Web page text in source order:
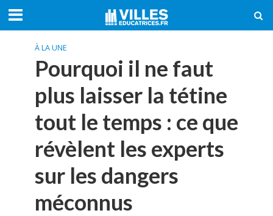
À LA UNE
Pourquoi il ne faut
plus laisser la tétine
tout le temps : ce que
révèlent les experts
sur les dangers
méconnus